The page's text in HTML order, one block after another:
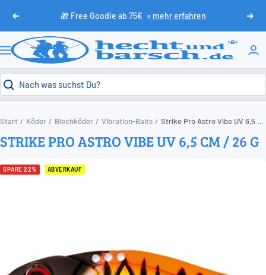
zumZurück 🎁 Free Goodie ab 75€ » mehr erfahren
Navigation
HechtundBarsch.de
Start Köder Blechköder Vibration-Baits Strike Pro Astro Vibe UV 6,5 cm / 26 g
SPARE 22% ABVERKAUF
STRIKE PRO ASTRO VIBE UV 6,5 CM / 26 G